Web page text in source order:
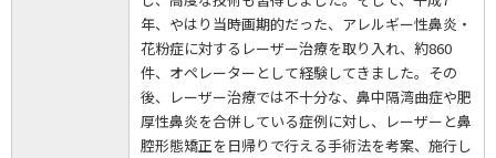
年、やはり当時画期的だった、アレルギー性鼻炎・
花粉症に対するレーザー治療を取り入れ、約860
件、オペレーターとして経験してきました。その
後、レーザー治療では不十分な、鼻中隔湾曲症や肥
厚性鼻炎を合併している症例に対し、レーザーと鼻
腔形態矯正を日帰りで行える手術法を考案、施行し